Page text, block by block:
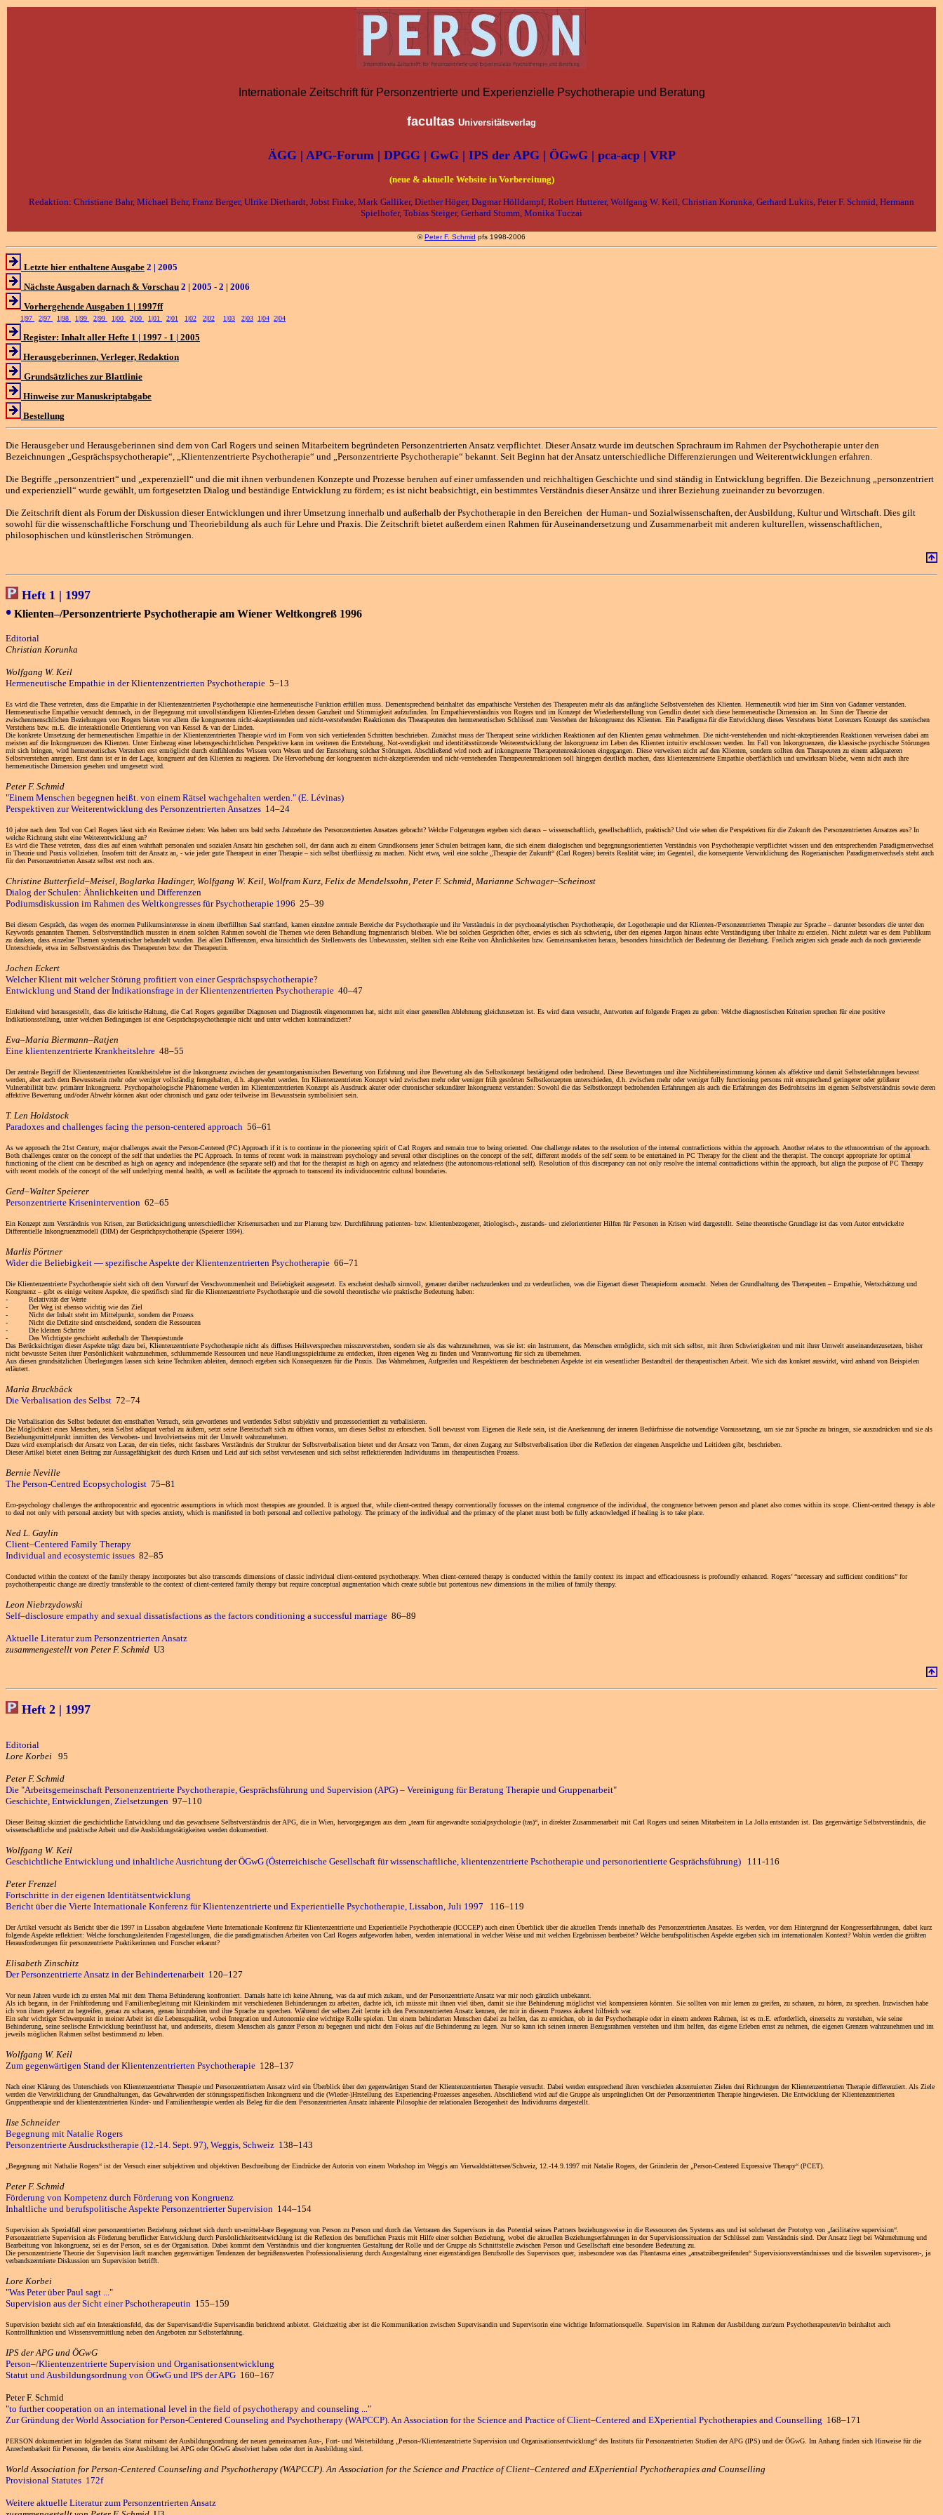
Internationale Zeitschrift für Personzentrierte und Experienzielle Psychotherapie und Beratung
facultas Universitätsverlag
ÄGG | APG-Forum | DPGG | GwG | IPS der APG | ÖGwG | pca-acp | VRP
(neue & aktuelle Website in Vorbereitung)
Redaktion: Christiane Bahr, Michael Behr, Franz Berger, Ulrike Diethardt, Jobst Finke, Mark Galliker, Diether Höger, Dagmar Hölldampf, Robert Hutterer, Wolfgang W. Keil, Christian Korunka, Gerhard Lukits, Peter F. Schmid, Hermann
Spielhofer, Tobias Steiger, Gerhard Stumm, Monika Tuczai
©Peter F. Schmid pfs 1998-2006
Letzte hier enthaltene Ausgabe 2 | 2005
Nächste Ausgaben darnach & Vorschau 2 | 2005 - 2 | 2006
Vorhergehende Ausgaben 1 | 1997ff
1|97 2|97 1|98 1|99 2|99 1|00 2|00 1|01 2|01 1|02 2|02 1|03 2|03 1|04 2|04
Register: Inhalt aller Hefte 1 | 1997 - 1 | 2005
Herausgeberinnen, Verleger, Redaktion
Grundsätzliches zur Blattlinie
Hinweise zur Manuskriptabgabe
Bestellung
Die Herausgeber und Herausgeberinnen sind dem von Carl Rogers und seinen Mitarbeitern begründeten Personzentrierten Ansatz verpflichtet. Dieser Ansatz wurde im deutschen Sprachraum im Rahmen der Psychotherapie unter den
Bezeichnungen „Gesprächspsychotherapie“, „Klientenzentrierte Psychotherapie“ und „Personzentrierte Psychotherapie“ bekannt. Seit Beginn hat der Ansatz unterschiedliche Differenzierungen und Weiterentwicklungen erfahren.
Die Begriffe „personzentriert“ und „experenziell“ und die mit ihnen verbundenen Konzepte und Prozesse beruhen auf einer umfassenden und reichhaltigen Geschichte und sind ständig in Entwicklung begriffen. Die Bezeichnung „personzentriert
und experienziell“ wurde gewählt, um fortgesetzten Dialog und beständige Entwicklung zu fördern; es ist nicht beabsichtigt, ein bestimmtes Verständnis dieser Ansätze und ihrer Beziehung zueinander zu bevorzugen.
Die Zeitschrift dient als Forum der Diskussion dieser Entwicklungen und ihrer Umsetzung innerhalb und außerhalb der Psychotherapie in den Bereichen der Human- und Sozialwissenschaften, der Ausbildung, Kultur und Wirtschaft. Dies gilt
sowohl für die wissenschaftliche Forschung und Theoriebildung als auch für Lehre und Praxis. Die Zeitschrift bietet außerdem einen Rahmen für Auseinandersetzung und Zusammenarbeit mit anderen kulturellen, wissenschaftlichen,
philosophischen und künstlerischen Strömungen.
Heft 1 | 1997
• Klienten–/Personzentrierte Psychotherapie am Wiener Weltkongreß 1996
Editorial
Christian Korunka
Wolfgang W. Keil
Hermeneutische Empathie in der Klientenzentrierten Psychotherapie 5–13
Es wird die These vertreten, dass die Empathie in der Klientenzentrierten Psychotherapie eine hermeneutische Funktion erfüllen muss. Dementsprechend beinhaltet das empathische Verstehen des Therapeuten mehr als das anfängliche Selbstverstehen des Klienten. Hermeneutik wird hier im Sinn von Gadamer verstanden.
Hermeneutische Empathie versucht demnach, in der Begegnung mit unvollständigem Klienten-Erleben dessen Ganzheit und Stimmigkeit aufzufinden. Im Empathieverständnis von Rogers und im Konzept der Wiederherstellung von Gendlin deutet sich diese hermeneutische Dimension an. Im Sinn der Theorie der
zwischenmenschlichen Beziehungen von Rogers bieten vor allem die kongruenten nicht-akzeptierenden und nicht-verstehenden Reaktionen des Thearapeuten den hermeneutischen Schlüssel zum Verstehen der Inkongruenz des Klienten. Ein Paradigma für die Entwicklung dieses Verstehens bietet Lorenzers Konzept des szenischen
Verstehens bzw. m.E. die interaktionelle Orientierung von van Kessel & van der Linden.
Die konkrete Umsetzung der hermeneutischen Empathie in der Klientenzentrierten Therapie wird im Form von sich vertiefenden Schritten beschrieben. Zunächst muss der Therapeut seine wirklichen Reaktionen auf den Klienten genau wahrnehmen. Die nicht-verstehenden und nicht-akzeptierenden Reaktionen verweisen dabei am
meisten auf die Inkongruenzen des Klienten. Unter Einbezug einer lebensgeschichtlichen Perspektive kann im weiteren die Entstehung, Not-wendigkeit und identitätsstützende Weiterentwicklung der Inkongruenz im Leben des Klienten intuitiv erschlossen werden. Im Fall von Inkongruenzen, die klassische psychische Störungen
mit sich bringen, wird hermeneutisches Verstehen erst ermöglicht durch einfühlendes Wissen vom Wesen und der Entstehung solcher Störungen. Abschließend wird noch auf inkongruente Therapeutenreaktionen eingegangen. Diese verweisen nicht auf den Klienten, sondern sollten den Therapeuten zu einem adäquateren
Selbstverstehen anregen. Erst dann ist er in der Lage, kongruent auf den Klienten zu reagieren. Die Hervorhebung der kongruenten nicht-akzeptierenden und nicht-verstehenden Therapeutenreaktionen soll hingegen deutlich machen, dass klientenzentrierte Empathie oberflächlich und unwirksam bliebe, wenn nicht auch ihre
hermeneutische Dimension gesehen und umgesetzt wird.
Peter F. Schmid
"Einem Menschen begegnen heißt. von einem Rätsel wachgehalten werden." (E. Lévinas)
Perspektiven zur Weiterentwicklung des Personzentrierten Ansatzes 14–24
10 jahre nach dem Tod von Carl Rogers lässt sich ein Resümee ziehen: Was haben uns bald sechs Jahrzehnte des Personzentrierten Ansatzes gebracht? Welche Folgerungen ergeben sich daraus – wissenschaftlich, gesellschaftlich, praktisch? Und wie sehen die Perspektiven für die Zukunft des Personzentrierten Ansatzes aus? In
welche Richtung steht eine Weiterentwicklung an?
Es wird die These vetreten, dass dies auf einen wahrhaft personalen und sozialen Ansatz hin geschehen soll, der dann auch zu einem Grundkonsens jener Schulen beitragen kann, die sich einem dialogischen und begegnungsorientierten Verständnis von Psychotherapie verpflichtet wissen und den entsprechenden Paradigmenwechsel
in Theorie und Praxis vollziehen. Insofern tritt der Ansatz an, - wie jeder gute Therapeut in einer Therapie – sich selbst überflüssig zu machen. Nicht etwa, weil eine solche „Therapie der Zukunft“ (Carl Rogers) bereits Realität wäre; im Gegenteil, die konsequente Verwirklichung des Rogerianischen Paradigmenwechsels steht auch
für den Personzentrierten Ansatz selbst erst noch aus.
Christine Butterfield–Meisel, Boglarka Hadinger, Wolfgang W. Keil, Wolfram Kurz, Felix de Mendelssohn, Peter F. Schmid, Marianne Schwager–Scheinost
Dialog der Schulen: Ähnlichkeiten und Differenzen
Podiumsdiskussion im Rahmen des Weltkongresses für Psychotherapie 1996 25–39
Bei diesem Gespräch, das wegen des enormen Pulikumsinteresse in einem überfüllten Saal stattfand, kamen einzelne zentrale Bereiche der Psychotherapie und ihr Verständnis in der psychoanalytischen Psychotherapie, der Logotherapie und der Klienten-/Personzentrierten Therapie zur Sprache – darunter besonders die unter den
Keywords genannten Themen. Selbstverständlich mussten in einem solchen Rahmen sowohl die Themen wie deren Behandlung fragmentarisch bleiben. Wie bei solchen Gesprächen öfter, erwies es sich als schwierig, über den eigenen Jargon hinaus echte Verständigung über Inhalte zu erzielen. Nicht zuletzt war es dem Publikum
zu danken, dass einzelne Themen systematischer behandelt wurden. Bei allen Differenzen, etwa hinsichtlich des Stellenwerts des Unbewussten, stellten sich eine Reihe von Ähnlichkeiten bzw. Gemeinsamkeiten heraus, besonders hinsichtlich der Bedeutung der Beziehung. Freilich zeigten sich gerade auch da noch gravierende
Unterschiede, etwa im Selbstverständnis des Therapeuten bzw. der Therapeutin.
Jochen Eckert
Welcher Klient mit welcher Störung profitiert von einer Gesprächspsychotherapie?
Entwicklung und Stand der Indikationsfrage in der Klientenzentrierten Psychotherapie 40–47
Einleitend wird herausgestellt, dass die kritische Haltung, die Carl Rogers gegenüber Diagnosen und Diagnostik eingenommen hat, nicht mit einer generellen Ablehnung gleichzusetzen ist. Es wird dann versucht, Antworten auf folgende Fragen zu geben: Welche diagnostischen Kriterien sprechen für eine positive
Indikationsstellung, unter welchen Bedingungen ist eine Gesprächspsychotherapie nicht und unter welchen kontraindiziert?
Eva–Maria Biermann–Ratjen
Eine klientenzentrierte Krankheitslehre 48–55
Der zentrale Begriff der Klientenzentrierten Krankheitslehre ist die Inkongruenz zwischen der gesamtorganismischen Bewertung von Erfahrung und ihre Bewertung als das Selbstkonzept bestätigend oder bedrohend. Diese Bewertungen und ihre Nichtübereinstimmung können als affektive und damit Selbsterfahrungen bewusst
werden, aber auch dem Bewusstsein mehr oder weniger vollständig ferngehalten, d.h. abgewehrt werden. Im Klientenzentrieten Konzept wird zwischen mehr oder weniger früh gestörten Selbstkonzepten unterschieden, d.h. zwischen mehr oder weniger fully functioning persons mit entsprechend geringerer oder größerer
Vulnerabilität bzw. primärer Inkongruenz. Psychopathologische Phänomene werden im Klientenzentrierten Konzept als Ausdruck akuter oder chronischer sekundärer Inkongruenz verstanden: Sowohl die das Selbstkonzept bedrohenden Erfahrungen als auch die Erfahrungen des Bedrohtseins im eigenen Selbstverständnis sowie deren
affektive Bewertung und/oder Abwehr können akut oder chronisch und ganz oder teilweise im Bewusstsein symbolisiert sein.
T. Len Holdstock
Paradoxes and challenges facing the person-centered approach 56–61
As we approach the 21st Century, major challenges await the Person-Centered (PC) Approach if it is to continue in the pioneering spirit of Carl Rogers and remain true to being oriented. One challenge relates to the resolution of the internal contradictions within the approach. Another relates to the ethnocentrism of the approach.
Both challenges center on the concept of the self that underlies the PC Approach. In terms of recent work in mainstream psychology and several other disciplines on the concept of the self, different models of the self seem to be entertained in PC Therapy for the client and the therapist. The concept appropriate for optimal
functioning of the client can be described as high on agency and independence (the separate self) and that for the therapist as high on agency and relatedness (the autonomous-relational self). Resolution of this discrepancy can not only resolve the internal contradictions within the approach, but align the purpose of PC Therapy
with recent models of the concept of the self underlying mental health, as well as facilitate the approach to transcend its individuocentric cultural boundaries.
Gerd–Walter Speierer
Personzentrierte Krisenintervention 62–65
Ein Konzept zum Verständnis von Krisen, zur Berücksichtigung unterschiedlicher Krisenursachen und zur Planung bzw. Durchführung patienten- bzw. klientenbezogener, ätiologisch-, zustands- und zielorientierter Hilfen für Personen in Krisen wird dargestellt. Seine theoretische Grundlage ist das vom Autor entwickelte
Differentielle Inkongruenzmodell (DIM) der Gesprächpsychotherapie (Speierer 1994).
Marlis Pörtner
Wider die Beliebigkeit — spezifische Aspekte der Klientenzentrierten Psychotherapie 66–71
Die Klientenzentrierte Psychotherapie sieht sich oft dem Vorwurf der Verschwommenheit und Beliebigkeit ausgesetzt. Es erscheint deshalb sinnvoll, genauer darüber nachzudenken und zu verdeutlichen, was die Eigenart dieser Therapieform ausmacht. Neben der Grundhaltung des Therapeuten – Empathie, Wertschätzung und
Kongruenz – gibt es einige weitere Aspekte, die spezifisch sind für die Klientenzentrierte Psychotherapie und die sowohl theoretische wie praktische Bedeutung haben:
- Relativität der Werte
- Der Weg ist ebenso wichtig wie das Ziel
- Nicht der Inhalt steht im Mittelpunkt, sondern der Prozess
- Nicht die Defizite sind entscheidend, sondern die Ressourcen
- Die kleinen Schritte
- Das Wichtigste geschieht außerhalb der Therapiestunde
Das Berücksichtigen dieser Aspekte trägt dazu bei, Klientenzentrierte Psychotherapie nicht als diffuses Heilsversprechen misszuverstehen, sondern sie als das wahrzunehmen, was sie ist: ein Instrument, das Menschen ermöglicht, sich mit sich selbst, mit ihren Schwierigkeiten und mit ihrer Umwelt auseinanderzusetzen, bisher
nicht bewusste Seiten ihrer Persönlichkeit wahrzunehmen, schlummernde Ressourcen und neue Handlungsspielräume zu entdecken, ihren eigenen Weg zu finden und Verantwortung für sich zu übernehmen.
Aus diesen grundsätzlichen Überlegungen lassen sich keine Techniken ableiten, dennoch ergeben sich Konsequenzen für die Praxis. Das Wahrnehmen, Aufgreifen und Respektieren der beschriebenen Aspekte ist ein wesentlicher Bestandteil der therapeutischen Arbeit. Wie sich das konkret auswirkt, wird anhand von Beispielen
erläutert.
Maria Bruckbäck
Die Verbalisation des Selbst 72–74
Die Verbalisation des Selbst bedeutet den ernsthaften Versuch, sein gewordenes und werdendes Selbst subjektiv und prozessorientiert zu verbalisieren.
Die Möglichkeit eines Menschen, sein Selbst adäquat verbal zu äußern, setzt seine Bereitschaft sich zu öffnen voraus, um dieses Selbst zu erforschen. Soll bewusst vom Eigenen die Rede sein, ist die Anerkennung der inneren Bedürfnisse die notwendige Voraussetzung, um sie zur Sprache zu bringen, sie auszudrücken und sie als
Beziehungsmittelpunkt inmitten des Verwoben- und Involviertseins mit der Umwelt wahrzunehmen.
Dazu wird exemplarisch der Ansatz von Lacan, der ein tiefes, nicht fassbares Verständnis der Struktur der Selbstverbalisation bietet und der Ansatz von Tamm, der einen Zugang zur Selbstverbalisation über die Reflexion der eingenen Ansprüche und Leitideen gibt, beschrieben.
Dieser Artikel bietet einen Beitrag zur Aussagefähigkeit des durch Krisen und Leid auf sich selbst verwiesenen und sich selbst reflektierenden Individuums im therapeutischen Prozess.
Bernie Neville
The Person-Centred Ecopsychologist 75–81
Eco-psychology challenges the anthropocentric and egocentric assumptions in which most therapies are grounded. It is argued that, while client-centred therapy conventionally focusses on the internal congruence of the individual, the congruence between person and planet also comes within its scope. Client-centred therapy is able
to deal not only with personal anxiety but with species anxiety, which is manifested in both personal and collective pathology. The primacy of the individual and the primacy of the planet must both be fully acknowledged if healing is to take place.
Ned L. Gaylin
Client–Centered Family Therapy
Individual and ecosystemic issues 82–85
Conducted within the context of the family therapy incorporates but also transcends dimensions of classic individual client-centered psychotherapy. When client-centered therapy is conducted within the family context its impact and efficaciousness is profoundly enhanced. Rogers’ “necessary and sufficient conditions” for
psychotherapeutic change are directly transferable to the context of client-centered family therapy but require conceptual augmentation which create subtle but portentous new dimensions in the milieu of family therapy.
Leon Niebrzydowski
Self–disclosure empathy and sexual dissatisfactions as the factors conditioning a successful marriage 86–89
Aktuelle Literatur zum Personzentrierten Ansatz
zusammengestellt von Peter F. Schmid U3
Heft 2 | 1997
Editorial
Lore Korbei 95
Peter F. Schmid
Die "Arbeitsgemeinschaft Personenzentrierte Psychotherapie, Gesprächsführung und Supervision (APG) – Vereinigung für Beratung Therapie und Gruppenarbeit"
Geschichte, Entwicklungen, Zielsetzungen 97–110
Dieser Beitrag skizziert die geschichtliche Entwicklung und das gewachsene Selbstverständnis der APG, die in Wien, hervorgegangen aus dem „team für angewandte sozialpsychologie (tas)“, in direkter Zusammenarbeit mit Carl Rogers und seinen Mitarbeitern in La Jolla entstanden ist. Das gegenwärtige Selbstverständnis, die
wissenschaftliche und praktische Arbeit und die Ausbildungstätigkeiten werden dokumentiert.
Wolfgang W. Keil
Geschichtliche Entwicklung und inhaltliche Ausrichtung der ÖGwG (Österreichische Gesellschaft für wissenschaftliche, klientenzentrierte Pschotherapie und personorientierte Gesprächsführung)
111-116
Peter Frenzel
Fortschritte in der eigenen Identitätsentwicklung
Bericht über die Vierte Internationale Konferenz für Klientenzentrierte und Experientielle Psychotherapie, Lissabon, Juli 1997 116–119
Der Artikel versucht als Bericht über die 1997 in Lissabon abgelaufene Vierte Internationale Konferenz für Klientenzentrierte und Experientielle Psychotherapie (ICCCEP) auch einen Überblick über die aktuellen Trends innerhalb des Personzentrierten Ansatzes. Es werden, vor dem Hintergrund der Kongresserfahrungen, dabei kurz
folgende Aspekte reflektiert: Welche forschungsleitenden Fragestellungen, die die paradigmatischen Arbeiten von Carl Rogers aufgeworfen haben, werden international in welcher Weise und mit welchen Ergebnissen bearbeitet? Welche berufspolitischen Aspekte ergeben sich im internationalen Kontext? Wohin werden die größten
Herausforderungen für personzentrierte Praktikerinnen und Forscher erkannt?
Elisabeth Zinschitz
Der Personzentrierte Ansatz in der Behindertenarbeit 120–127
Vor neun Jahren wurde ich zu ersten Mal mit dem Thema Behinderung konfrontiert. Damals hatte ich keine Ahnung, was da auf mich zukam, und der Personzentrierte Ansatz war mir noch gänzlich unbekannt.
Als ich begann, in der Frühförderung und Familienbegleitung mit Kleinkindern mit verschiedenen Behinderungen zu arbeiten, dachte ich, ich müsste mit ihnen viel üben, damit sie ihre Behinderung möglichst viel kompensieren könnten. Sie sollten von mir lernen zu greifen, zu schauen, zu hören, zu sprechen. Inzwischen habe
ich von ihnen gelernt zu begreifen, genau zu schauen, genau hinzuhören und ihre Sprache zu sprechen. Während der selben Zeit lernte ich den Personzentrierten Ansatz kennen, der mir in diesem Prozess äußerst hilfreich war.
Ein sehr wichtiger Schwerpunkt in meiner Arbeit ist die Lebensqualität, wobei Integration und Autonomie eine wichtige Rolle spielen. Um einem behinderten Menschen dabei zu helfen, das zu erreichen, ob in der Psychotherapie oder in einem anderen Rahmen, ist es m.E. erforderlich, einerseits zu verstehen, wie seine
Behinderung, seine seelische Entwicklung beeinflusst hat, und anderseits, diesem Menschen als ganzer Person zu begegnen und nicht den Fokus auf die Behinderung zu legen. Nur so kann ich seinen inneren Bezugsrahmen verstehen und ihm helfen, das eigene Erleben ernst zu nehmen, die eigenen Grenzen wahrzunehmen und im
jeweils möglichen Rahmen selbst bestimmend zu leben.
Wolfgang W. Keil
Zum gegenwärtigen Stand der Klientenzentrierten Psychotherapie 128–137
Nach einer Klärung des Unterschieds von Klientenzentrierter Therapie und Personzentriertem Ansatz wird ein Überblick über den gegenwärtigen Stand der Klientenzentrierten Therapie versucht. Dabei werden entsprechend ihren verschieden akzentuierten Zielen drei Richtungen der Klientenzentrierten Therapie differenziert. Als Ziele
werden die Verwirklichung der Grundhaltungen, das Gewahrwerden der störungsspezifischen Inkongruenz und die (Wieder-)Hrstellung des Experiencing-Prozesses angesehen. Abschließend wird auf die Gruppe als ursprünglichen Ort der Personzentrierten Therapie hingewiesen. Die Entwicklung der Klientenzentrierten
Gruppentherapie und der klientenzentrierten Kinder- und Familientherapie werden als Beleg für die dem Personzentrierten Ansatz inhärente Pilosophie der relationalen Bezogenheit des Individuums dargestellt.
Ilse Schneider
Begegnung mit Natalie Rogers
Personzentrierte Ausdruckstherapie (12.-14. Sept. 97), Weggis, Schweiz 138–143
„Begegnung mit Nathalie Rogers“ ist der Versuch einer subjektiven und objektiven Beschreibung der Eindrücke der Autorin von einem Workshop im Weggis am Vierwaldstättersee/Schweiz, 12.-14.9.1997 mit Natalie Rogers, der Gründerin der „Person-Centered Expressive Therapy“ (PCET).
Peter F. Schmid
Förderung von Kompetenz durch Förderung von Kongruenz
Inhaltliche und berufspolitische Aspekte Personzentrierter Supervision 144–154
Supervision als Spezialfall einer personzentrierten Beziehung zeichnet sich durch un-mittel-bare Begegnung von Person zu Person und durch das Vertrauen des Supervisors in das Potential seines Partners beziehungsweise in die Ressourcen des Systems aus und ist solcherart der Prototyp von „facilitative supervision“.
Personzentrierte Supervision als Förderung beruflicher Entwicklung durch Persönlichkeitsentwicklung ist die Reflexion des beruflichen Praxis mit Hilfe einer solchen Beziehung, wobei die aktuellen Beziehungserfahrungen in der Supervisionssituation der Schlüssel zum Verständnis sind. Der Ansatz liegt bei Wahrnehmung und
Bearbeitung von Inkongruenz, sei es der Person, sei es der Organisation. Dabei kommt dem Verständnis und dier kongruenten Gestaltung der Rolle und der Gruppe als Schnittstelle zwischen Person und Gesellschaft eine besondere Bedeutung zu.
Die personzentrierte Theorie der Supervision läuft manchen gegenwärtigen Tendenzen der begrüßenswerten Professionalisierung durch Ausgestaltung einer eigenständigen Berufsrolle des Supervisors quer, insbesondere was das Phantasma eines „ansatzübergreifenden“ Supervisionsverständnisses und die bisweilen supervisoren-, ja
verbandszentrierte Diskussion um Supervision betrifft.
Lore Korbei
"Was Peter über Paul sagt ..."
Supervision aus der Sicht einer Pschotherapeutin 155–159
Supervision bezieht sich auf ein Interaktionsfeld, das der Supervisand/die Supervisandin berichtend anbietet. Gleichzeitig aber ist die Kommunikation zwischen Supervisandin und Supervisorin eine wichtige Informationsquelle. Supervision im Rahmen der Ausbildung zur/zum Psychotherapeuten/in beinhaltet auch
Kontrollfunktion und Wissensvermittlung neben den Angeboten zur Selbsterfahrung.
IPS der APG und ÖGwG
Person–/Klientenzentrierte Supervision und Organisationsentwicklung
Statut und Ausbildungsordnung von ÖGwG und IPS der APG 160–167
Peter F. Schmid
"to further cooperation on an international level in the field of psychotherapy and counseling ..."
Zur Gründung der World Association for Person-Centered Counseling and Psychotherapy (WAPCCP). An Association for the Science and Practice of Client–Centered and EXperiential Pychotherapies and Counselling 168–171
PERSON dokumentiert im folgenden das Statut mitsamt der Ausbildungsordnung der neuen gemeinsamen Aus-, Fort- und Weiterbildung „Person-/Klientenzentrierte Supervision und Organisationsentwicklung“ des Instituts für Personzentrierten Studien der APG (IPS) und der ÖGwG. Im Anhang finden sich Hinweise für die
Anrechenbarkeit für Personen, die bereits eine Ausbildung bei APG oder ÖGwG absolviert haben oder dort in Ausbildung sind.
World Association for Person-Centered Counseling and Psychotherapy (WAPCCP). An Association for the Science and Practice of Client–Centered and EXperiential Pychotherapies and Counselling
Provisional Statutes 172f
Weitere aktuelle Literatur zum Personzentrierten Ansatz